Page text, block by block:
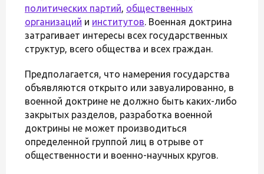
политических партий, общественных
организаций и институтов. Военная доктрина
затрагивает интересы всех государственных
структур, всего общества и всех граждан.
Предполагается, что намерения государства
объявляются открыто или завуалированно, в
военной доктрине не должно быть каких-либо
закрытых разделов, разработка военной
доктрины не может производиться
определенной группой лиц в отрыве от
общественности и военно-научных кругов.